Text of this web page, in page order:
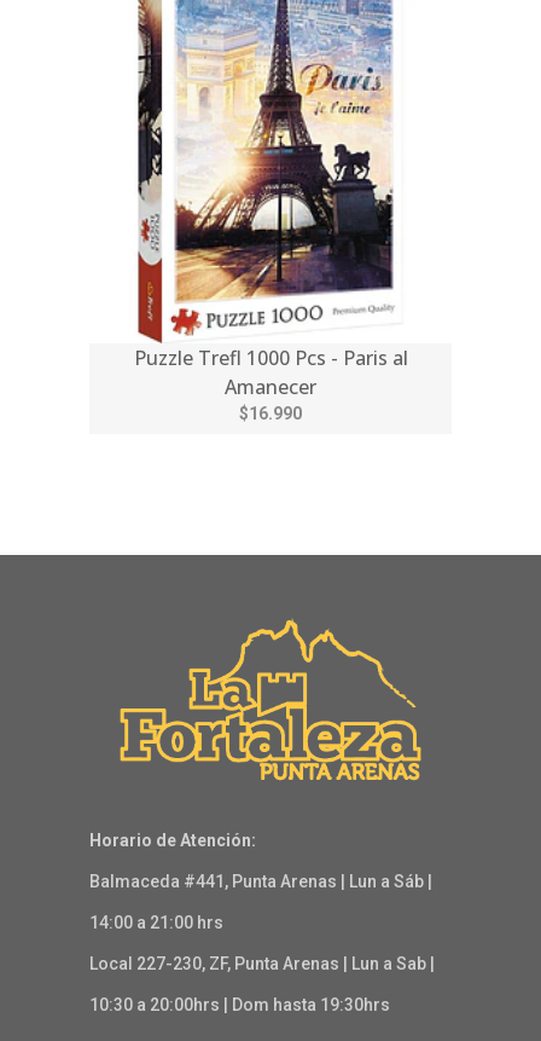
Puzzle Trefl 1000 Pcs - Paris al
Amanecer
$16.990
Horario de Atención:
Balmaceda #441, Punta Arenas | Lun a Sáb |
14:00 a 21:00 hrs
Local 227-230, ZF, Punta Arenas | Lun a Sab |
10:30 a 20:00hrs | Dom hasta 19:30hrs